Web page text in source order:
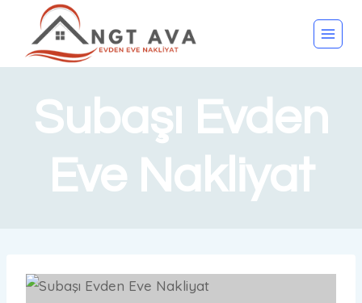
Subaşı Evden
Eve Nakliyat